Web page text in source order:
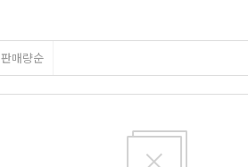
판매량순